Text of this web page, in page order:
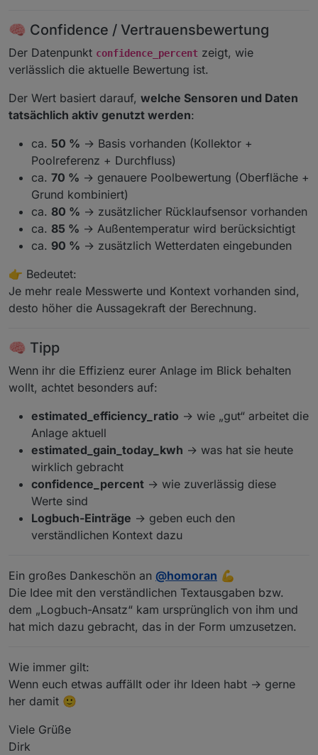
🧠 Confidence / Vertrauensbewertung
Der Datenpunkt confidence_percent zeigt, wie
verlässlich die aktuelle Bewertung ist.
Der Wert basiert darauf, welche Sensoren und Daten
tatsächlich aktiv genutzt werden:
ca. 50 % → Basis vorhanden (Kollektor +
Poolreferenz + Durchfluss)
ca. 70 % → genauere Poolbewertung (Oberfläche +
Grund kombiniert)
ca. 80 % → zusätzlicher Rücklaufsensor vorhanden
ca. 85 % → Außentemperatur wird berücksichtigt
ca. 90 % → zusätzlich Wetterdaten eingebunden
👉 Bedeutet:
Je mehr reale Messwerte und Kontext vorhanden sind,
desto höher die Aussagekraft der Berechnung.
🧠 Tipp
Wenn ihr die Effizienz eurer Anlage im Blick behalten
wollt, achtet besonders auf:
estimated_efficiency_ratio → wie „gut“ arbeitet die
Anlage aktuell
estimated_gain_today_kwh → was hat sie heute
wirklich gebracht
confidence_percent → wie zuverlässig diese
Werte sind
Logbuch-Einträge → geben euch den
verständlichen Kontext dazu
Ein großes Dankeschön an @homoran 💪
Die Idee mit den verständlichen Textausgaben bzw.
dem „Logbuch-Ansatz“ kam ursprünglich von ihm und
hat mich dazu gebracht, das in der Form umzusetzen.
Wie immer gilt:
Wenn euch etwas auffällt oder ihr Ideen habt → gerne
her damit 🙂
Viele Grüße
Dirk